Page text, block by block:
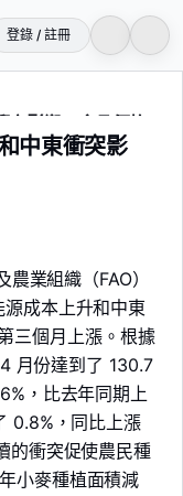
登錄 / 註冊
突影響，食品價格正
中東衝突影
業組織（FAO）
成本上升和中東
三個月上漲。根據
月份達到了 130.7
，比去年同期上
0.8%，同比上漲
的衝突促使農民種
小麥種植面積減